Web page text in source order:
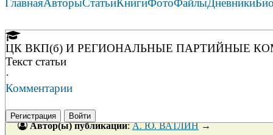
ГлавнаяАвторыСтатьиКнигиФотоФайлыДневники
ЦК ВКП(б) И РЕГИОНАЛЬНЫЕ ПАРТИЙНЫЕ
Текст статьи
·
Комментарии
Регистрация Войти
Автор(ы) публикации:А. Ю. ВАТЛИН→